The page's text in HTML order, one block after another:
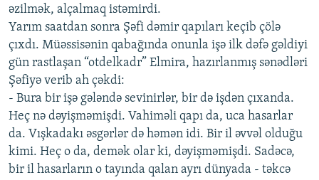
əzilmək, alçalmaq istəmirdi.
Yarım saatdan sonra Şəfi dəmir qapıları keçib çölə
çıxdı. Müəssisənin qabağında onunla işə ilk dəfə gəldiyi
gün rastlaşan “otdelkadr” Elmira, hazırlanmış sənədləri
Şəfiyə verib ah çəkdi:
- Bura bir işə gələndə sevinirlər, bir də işdən çıxanda.
Heç nə dəyişməmişdi. Vahiməli qapı da, uca hasarlar
da. Vışkadakı əsgərlər də həmən idi. Bir il əvvəl olduğu
kimi. Heç o da, demək olar ki, dəyişməmişdi. Sadəcə,
bir il hasarların o tayında qalan ayrı dünyada - təkcə